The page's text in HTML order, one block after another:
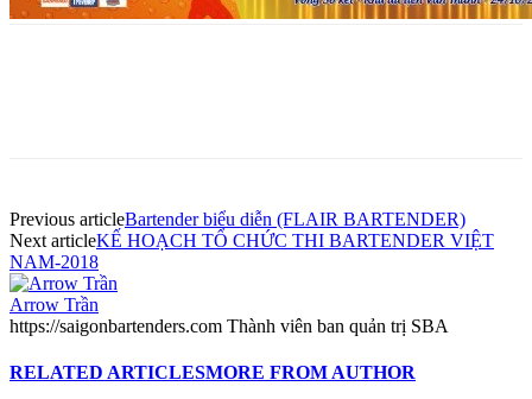
Previous articleBartender biểu diễn (FLAIR BARTENDER)
Next articleKẾ HOẠCH TỔ CHỨC THI BARTENDER VIỆT
NAM-2018
Arrow Trần
https://saigonbartenders.com Thành viên ban quản trị SBA
RELATED ARTICLESMORE FROM AUTHOR